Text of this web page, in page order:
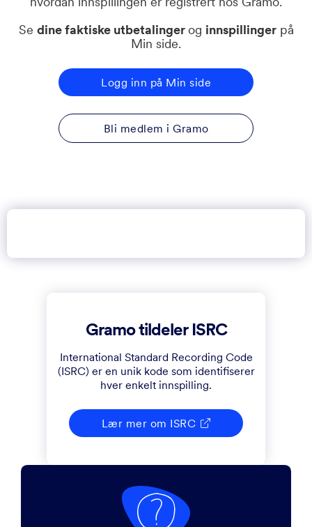
Se dine faktiske utbetalingerog innspillingerpå
Min side.
Logg inn på Min side
Bli medlem i Gramo
Gramo tildeler ISRC
International Standard Recording Code
(ISRC) er en unik kode som identifiserer
hver enkelt innspilling.
Lær mer om ISRC 